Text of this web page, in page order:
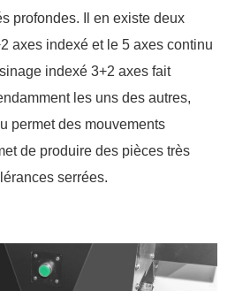
profondes. Il en existe deux
axes indexé et le 5 axes continu
indexé 3+2 axes fait
les uns des autres,
permet des mouvements
de produire des pièces très
serrées.